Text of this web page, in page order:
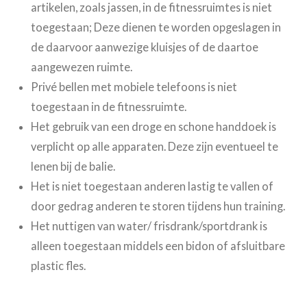
artikelen, zoals jassen, in de fitnessruimtes is niet
toegestaan; Deze dienen te worden opgeslagen in
de daarvoor aanwezige kluisjes of de daartoe
aangewezen ruimte.
Privé bellen met mobiele telefoons is niet
toegestaan in de fitnessruimte.
Het gebruik van een droge en schone handdoek is
verplicht op alle apparaten. Deze zijn eventueel te
lenen bij de balie.
Het is niet toegestaan anderen lastig te vallen of
door gedrag anderen te storen tijdens hun training.
Het nuttigen van water/ frisdrank/sportdrank is
alleen toegestaan middels een bidon of afsluitbare
plastic fles.